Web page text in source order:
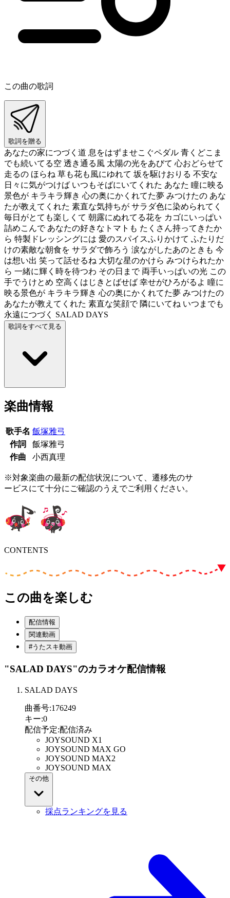
この曲の歌詞
歌詞を贈る
あなたの家につづく道 息をはずませこぐペダル 青くどこま
でも続いてる空 透き通る風 太陽の光をあびて 心おどらせて
走るの ほらね 草も花も風にゆれて 坂を駆けおりる 不安な
日々に気がつけば いつもそばにいてくれた あなた 瞳に映る
景色が キラキラ輝き 心の奥にかくれてた夢 みつけたの あな
たが教えてくれた 素直な気持ちが サラダ色に染められてく
毎日がとても楽しくて 朝露にぬれてる花を カゴにいっぱい
詰めこんで あなたの好きなトマトも たくさん持ってきたか
ら 特製ドレッシングには 愛のスパイスふりかけて ふたりだ
けの素敵な朝食を サラダで飾ろう 涙ながしたあのときも 今
は想い出 笑って話せるね 大切な星のかけら みつけられたか
ら 一緒に輝く時を待つわ その日まで 両手いっぱいの光 この
手でうけとめ 空高くはじきとばせば 幸せがひろがるよ 瞳に
映る景色が キラキラ輝き 心の奥にかくれてた夢 みつけたの
あなたが教えてくれた 素直な笑顔で 隣にいてね いつまでも
永遠につづく SALAD DAYS
歌詞をすべて見る
楽曲情報
歌手名 飯塚雅弓
作詞
飯塚雅弓
作曲
小西真理
※対象楽曲の最新の配信状況について、遷移先のサ
ービスにて十分にご確認のうえでご利用ください。
CONTENTS
この曲を楽しむ
配信情報
関連動画
#うたスキ動画
"SALAD DAYS"のカラオケ配信情報
SALAD DAYS
曲番号:176249
キー:0
配信予定:配信済み
JOYSOUND X1
JOYSOUND MAX GO
JOYSOUND MAX2
JOYSOUND MAX
その他
採点ランキングを見る